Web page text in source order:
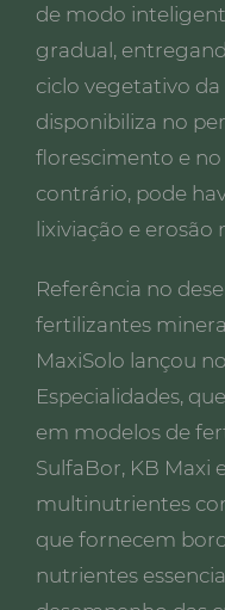
de modo
gradual,
ciclo vegetativo
disponibiliza no
florescimento e
contrário, pode
lixiviação e erosão
Referência no
fertilizantes
MaxiSolo lançou
Especialidades,
em modelos de
SulfaBor, KB Maxi
multinutrientes
que fornecem
nutrientes